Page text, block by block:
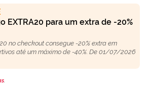
EXTRA20 para um extra de -20%
no checkout consegue -20% extra em
até um máximo de -40%. De 01/07/2026
.